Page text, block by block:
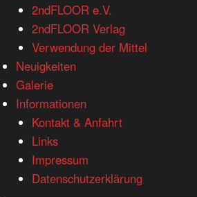
2ndFLOOR e.V.
2ndFLOOR Verlag
Verwendung der Mittel
Neuigkeiten
Galerie
Informationen
Kontakt & Anfahrt
Links
Impressum
Datenschutzerklärung